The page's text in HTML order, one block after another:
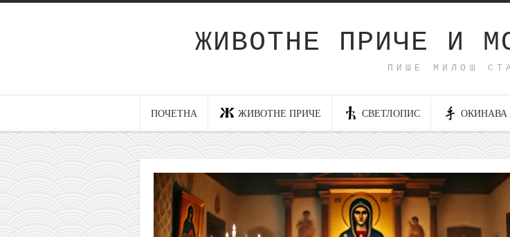
ЖИВОТНЕ ПРИЧЕ И
ПИШЕ МИЛОШ
ПОЧЕТНА ЖИВОТНЕ ПРИЧЕ СВЕТЛОПИС ОКИНАВА
интернет пословање
исхраном до здравља
мој хаику
моменти и места
бонус садржај